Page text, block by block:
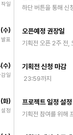
일 하단 버튼을 통해 신
)
표
오픈예정 권장일
기획전 오픈 2주 전,
수)
일
기획전 신청 마감
23:59까지
화)
정
프로젝트 일정 설
기획전 참여를 위해